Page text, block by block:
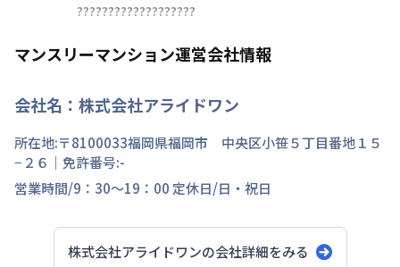
???????????????????
マンスリーマンション運営会社情報
会社名： 株式会社アライドワン
所在地:〒8100033福岡県福岡市 中央区小笹５丁目番地１５
−２６ ｜免許番号:-
営業時間/9：30～19：00 定休日/日・祝日
株式会社アライドワンの会社詳細をみる